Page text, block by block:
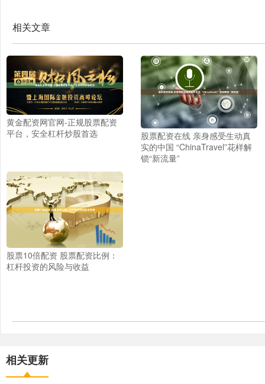
相关文章
黄金配资网官网-正规股票配资
平台，安全杠杆炒股首选
股票配资在线 亲身感受生动真
实的中国 “ChinaTravel”花样解
锁“新流量”
股票10倍配资 股票配资比例：
杠杆投资的风险与收益
相关更新